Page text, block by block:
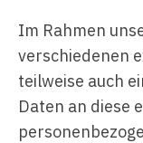
Im Rahmen
verschiedenen
teilweise auch
Daten an diese